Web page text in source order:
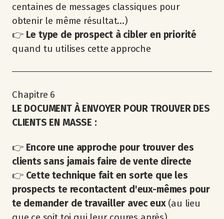
centaines de messages classiques pour
obtenir le même résultat...)
👉 Le type de prospect à cibler en priorité
quand tu utilises cette approche
Chapitre 6
LE DOCUMENT À ENVOYER POUR TROUVER DES
CLIENTS EN MASSE :
👉 Encore une approche pour trouver des
clients sans jamais faire de vente directe
👉 Cette technique fait en sorte que les
prospects te recontactent d'eux-mêmes pour
te demander de travailler avec eux (au lieu